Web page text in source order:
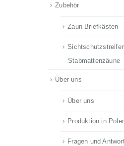
Zubehör
Zaun-Briefkästen
Stabmattenzäune
Über uns
Über uns
Produktion in
Fragen und